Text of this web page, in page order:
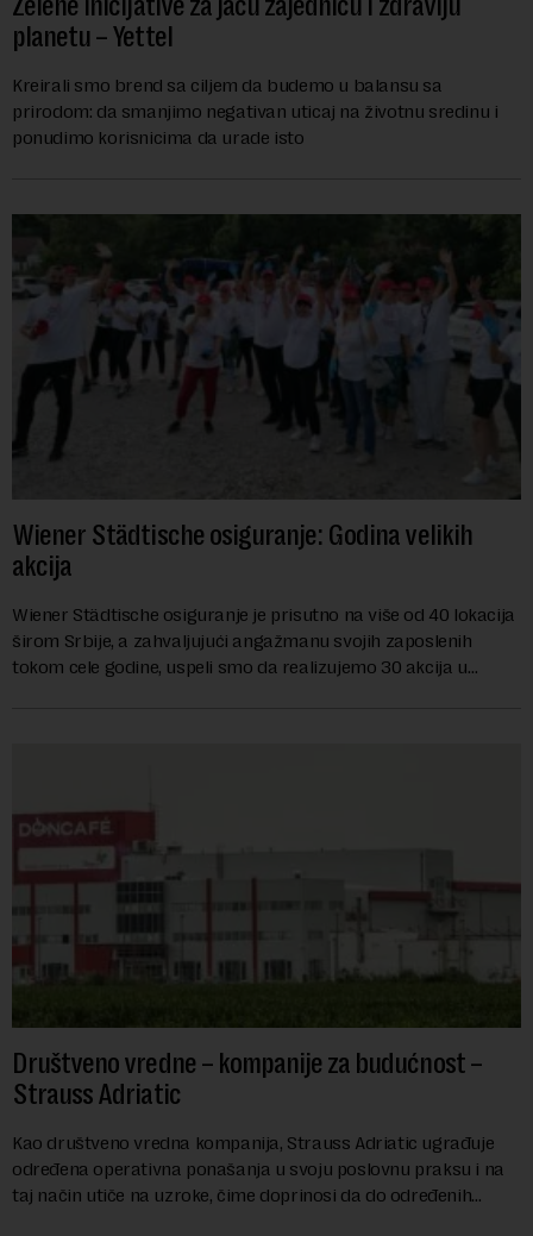
planetu – Yettel
Kreirali smo brend sa ciljem da budemo u balansu sa
prirodom: da smanjimo negativan uticaj na životnu sredinu i
ponudimo korisnicima da urade isto
Wiener Städtische osiguranje: Godina velikih
akcija
Wiener Städtische osiguranje je prisutno na više od 40 lokacija
širom Srbije, a zahvaljujući angažmanu svojih zaposlenih
tokom cele godine, uspeli smo da realizujemo 30 akcija u
Društveno vredne – kompanije za budućnost –
Strauss Adriatic
Kao društveno vredna kompanija, Strauss Adriatic ugrađuje
određena operativna ponašanja u svoju poslovnu praksu i na
taj način utiče na uzroke, čime doprinosi da do određenih